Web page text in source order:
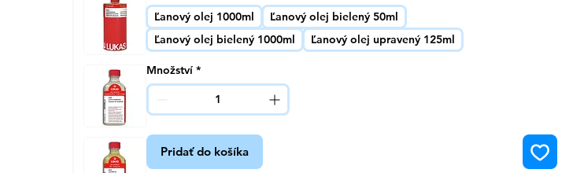
Ľanový olej 1000ml
Ľanový olej bielený 50ml
Ľanový olej bielený 1000ml
Ľanový olej upravený 125ml
Množství *
Pridať do košíka